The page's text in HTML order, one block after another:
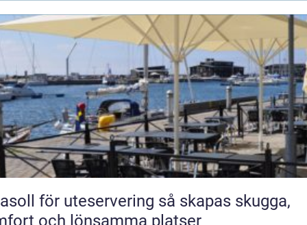
för uteservering så skapas skugga,
och lönsamma platser